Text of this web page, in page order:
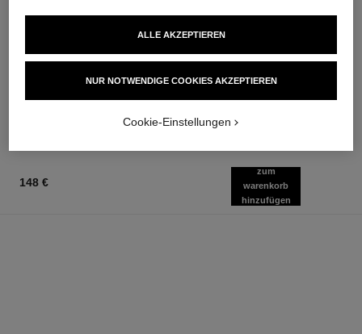
Puder-rouge
12 Nuancen verfügbar
55 €
Zum Warenkorb hinzufügen
Hydratisierende
Körperemulsion
70 €
148 €
zum
warenkorb
hinzufügen
NUR NOTWENDIGE COOKIES AKZEPTIEREN
ALLE AKZEPTIEREN
Cookie-Einstellungen